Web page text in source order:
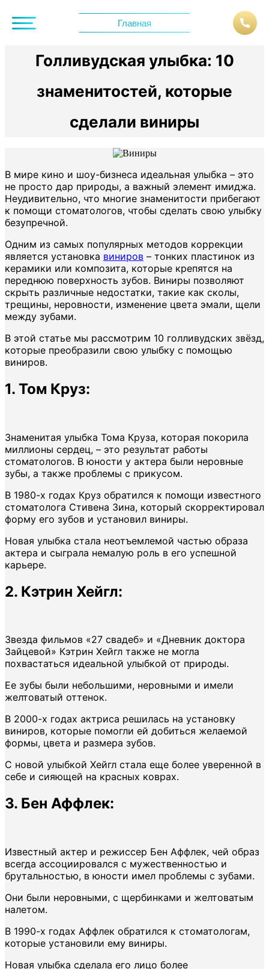
Главная
Голливудская улыбка: 10
знаменитостей, которые
сделали виниры
В мире кино и шоу-бизнеса идеальная улыбка – это
не просто дар природы, а важный элемент имиджа.
Неудивительно, что многие знаменитости прибегают
к помощи стоматологов, чтобы сделать свою улыбку
безупречной.
Одним из самых популярных методов коррекции
является установка виниров – тонких пластинок из
керамики или композита, которые крепятся на
переднюю поверхность зубов. Виниры позволяют
скрыть различные недостатки, такие как сколы,
трещины, неровности, изменение цвета эмали, щели
между зубами.
В этой статье мы рассмотрим 10 голливудских звёзд,
которые преобразили свою улыбку с помощью
виниров.
1. Том Круз:
Знаменитая улыбка Тома Круза, которая покорила
миллионы сердец, – это результат работы
стоматологов. В юности у актера были неровные
зубы, а также проблемы с прикусом.
В 1980-х годах Круз обратился к помощи известного
стоматолога Стивена Зина, который скорректировал
форму его зубов и установил виниры.
Новая улыбка стала неотъемлемой частью образа
актера и сыграла немалую роль в его успешной
карьере.
2. Кэтрин Хейгл:
Звезда фильмов «27 свадеб» и «Дневник доктора
Зайцевой» Кэтрин Хейгл также не могла
похвастаться идеальной улыбкой от природы.
Ее зубы были небольшими, неровными и имели
желтоватый оттенок.
В 2000-х годах актриса решилась на установку
виниров, которые помогли ей добиться желаемой
формы, цвета и размера зубов.
С новой улыбкой Хейгл стала еще более уверенной в
себе и сияющей на красных коврах.
3. Бен Аффлек:
Известный актер и режиссер Бен Аффлек, чей образ
всегда ассоциировался с мужественностью и
брутальностью, в юности имел проблемы с зубами.
Они были неровными, с щербинками и желтоватым
налетом.
В 1990-х годах Аффлек обратился к стоматологам,
которые установили ему виниры.
Новая улыбка сделала его лицо более